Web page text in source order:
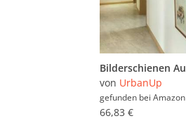
von UrbanUp
gefunden bei Amazon
66,83 €